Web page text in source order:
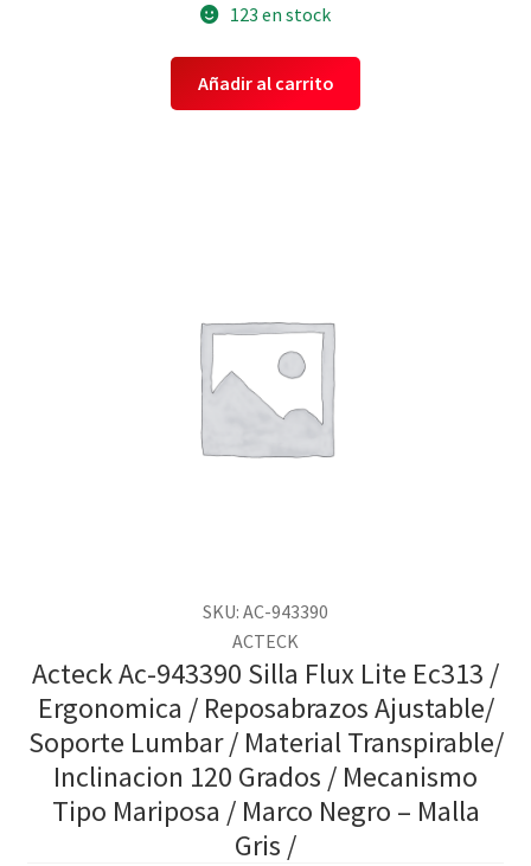
123 en stock
Añadir al carrito
SKU: AC-943390
ACTECK
Acteck Ac-943390 Silla Flux Lite Ec313 /
Ergonomica / Reposabrazos Ajustable/
Soporte Lumbar / Material Transpirable/
Inclinacion 120 Grados / Mecanismo
Tipo Mariposa / Marco Negro – Malla
Gris /